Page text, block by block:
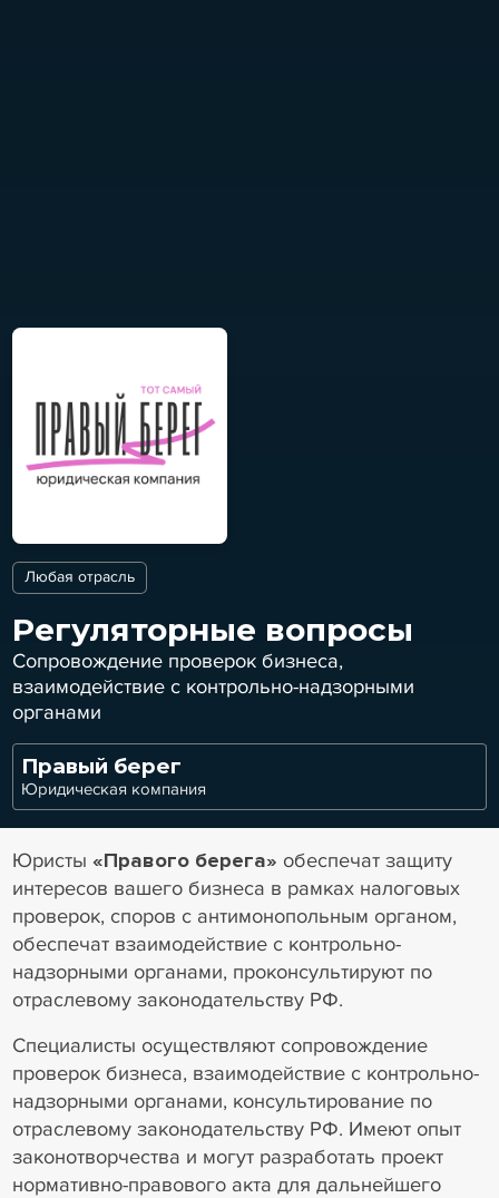
Любая отрасль
Регуляторные вопросы
Сопровождение проверок бизнеса,
взаимодействие с контрольно-надзорными
органами
Правый берег
Юридическая компания
Юристы «Правого берега» обеспечат защиту
интересов вашего бизнеса в рамках налоговых
проверок, споров с антимонопольным органом,
обеспечат взаимодействие с контрольно-
надзорными органами, проконсультируют по
отраслевому законодательству РФ.
Специалисты осуществляют сопровождение
проверок бизнеса, взаимодействие с контрольно-
надзорными органами, консультирование по
отраслевому законодательству РФ. Имеют опыт
законотворчества и могут разработать проект
нормативно-правового акта для дальнейшего